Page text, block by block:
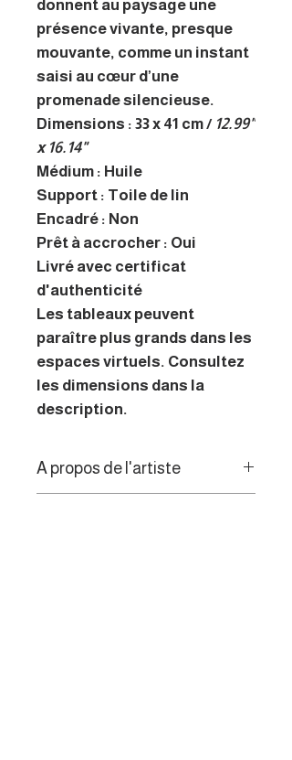
donnent au paysage une
présence vivante, presque
mouvante, comme un instant
saisi au cœur d’une
promenade silencieuse.
Dimensions : 33 x 41 cm / 12.99"
x 16.14"
Médium : Huile
Support : Toile de lin
Encadré : Non
Prêt à accrocher : Oui
Livré avec certificat
d'authenticité
Les tableaux peuvent
paraître plus grands dans les
espaces virtuels. Consultez
les dimensions dans la
description.
A propos de l'artiste